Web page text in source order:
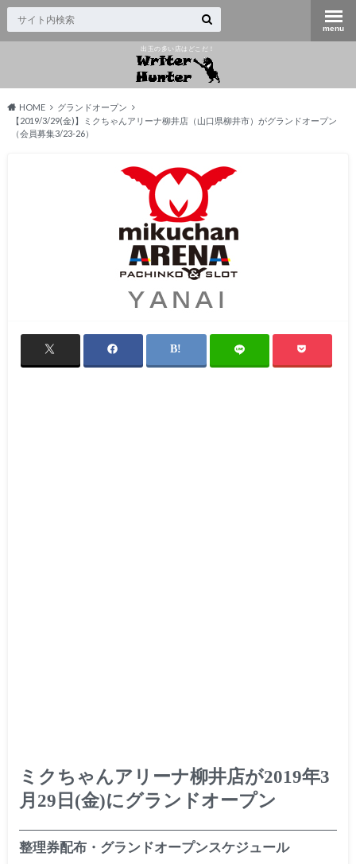
出玉の多い店はどこだ！
HOME
グランドオープン
【2019/3/29(金)】ミクちゃんアリーナ柳井店（山口県柳井市）がグランドオープン
（会員募集3/23-26）
ミクちゃんアリーナ柳井店が2019年3
月29日(金)にグランドオープン
整理券配布・グランドオープンスケジュール